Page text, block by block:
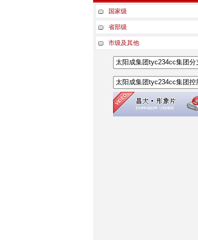
国家级
省部级
市级及其他